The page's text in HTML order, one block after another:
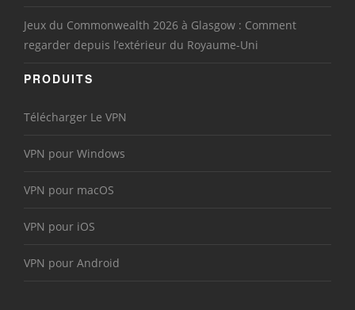
Jeux du Commonwealth 2026 à Glasgow : Comment
regarder depuis l’extérieur du Royaume-Uni
PRODUITS
Télécharger Le VPN
VPN pour Windows
VPN pour macOS
VPN pour iOS
VPN pour Android